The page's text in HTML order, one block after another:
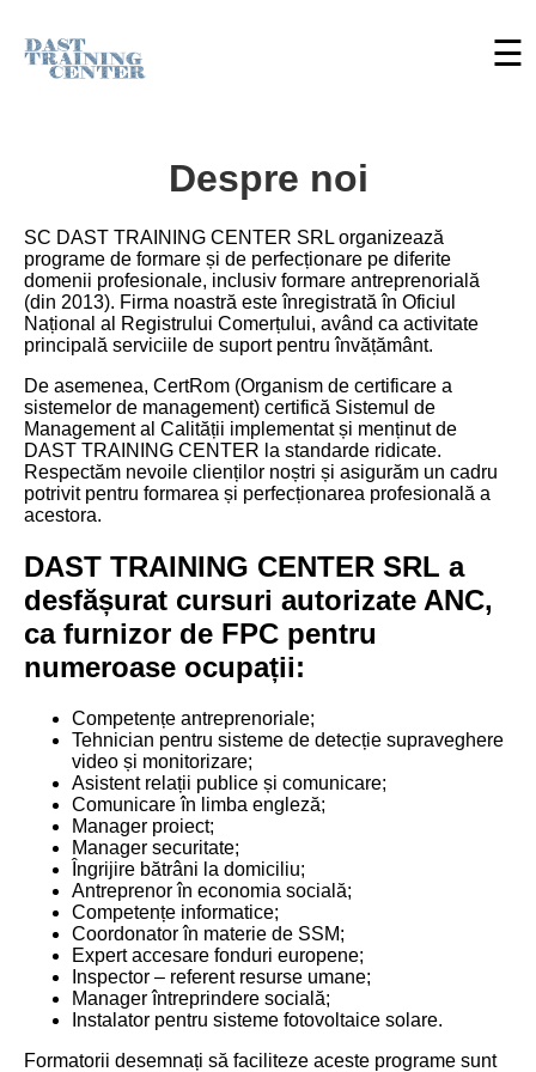
☰
Despre noi
SC DAST TRAINING CENTER SRL organizează
programe de formare și de perfecționare pe diferite
domenii profesionale, inclusiv formare antreprenorială
(din 2013). Firma noastră este înregistrată în Oficiul
Național al Registrului Comerțului, având ca activitate
principală serviciile de suport pentru învățământ.
De asemenea, CertRom (Organism de certificare a
sistemelor de management) certifică Sistemul de
Management al Calității implementat și menținut de
DAST TRAINING CENTER la standarde ridicate.
Respectăm nevoile clienților noștri și asigurăm un cadru
potrivit pentru formarea și perfecționarea profesională a
acestora.
DAST TRAINING CENTER SRL a
desfășurat cursuri autorizate ANC,
ca furnizor de FPC pentru
numeroase ocupații:
Competențe antreprenoriale;
Tehnician pentru sisteme de detecție supraveghere
video și monitorizare;
Asistent relații publice și comunicare;
Comunicare în limba engleză;
Manager proiect;
Manager securitate;
Îngrijire bătrâni la domiciliu;
Antreprenor în economia socială;
Competențe informatice;
Coordonator în materie de SSM;
Expert accesare fonduri europene;
Inspector – referent resurse umane;
Manager întreprindere socială;
Instalator pentru sisteme fotovoltaice solare.
Formatorii desemnați să faciliteze aceste programe sunt